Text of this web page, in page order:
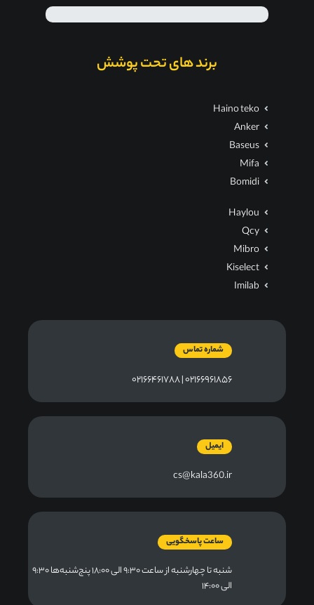
برند های تحت پوشش
Haino teko
Anker
Baseus
Mifa
Bomidi
Haylou
Qcy
Mibro
Kiselect
Imilab
شماره تماس
۰۲۱۶۶۹۶۱۸۵۶ | ۰۲۱۶۶۴۶۱۷۸۸
ایمیل
cs@kala360.ir
ساعت پاسخگویی
شنبه تا چهارشنبه از ساعت ۹:۳۰ الی ۱۸:۰۰ پنج‌شنبه‌ها ۹:۳۰
الی ۱۴:۰۰